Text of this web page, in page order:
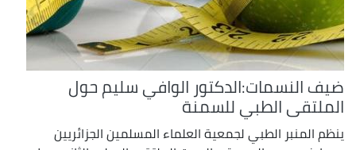
ضيف النسمات:الدكتور الوافي سليم حول
الملتقى الطبي للسمنة
ينظم المنبر الطبي لجمعية العلماء المسلمين الجزائريين